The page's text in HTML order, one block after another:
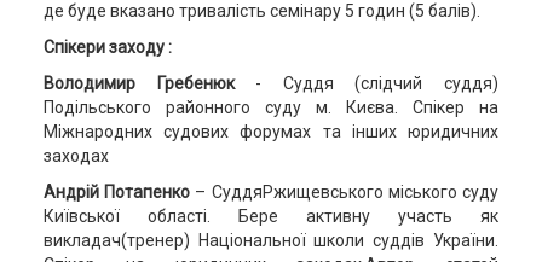
де буде вказано тривалість семінару 5 годин (5 балів).
Спікери заходу :
Володимир Гребенюк- Суддя (слідчий суддя)
Подільського районного суду м. Києва. Спікер на
Міжнародних судових форумах та інших юридичних
заходах
Андрій Потапенко – СуддяРжищевського міського суду
Київської області. Бере активну участь як
викладач(тренер) Національної школи суддів України.